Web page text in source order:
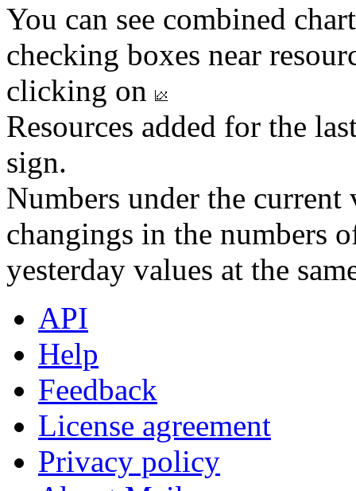
You can see combined
checking boxes near
clicking on
Resources added for the
sign.
Numbers under the
changings in the numbers
yesterday values at the
API
Help
Feedback
License agreement
Privacy policy